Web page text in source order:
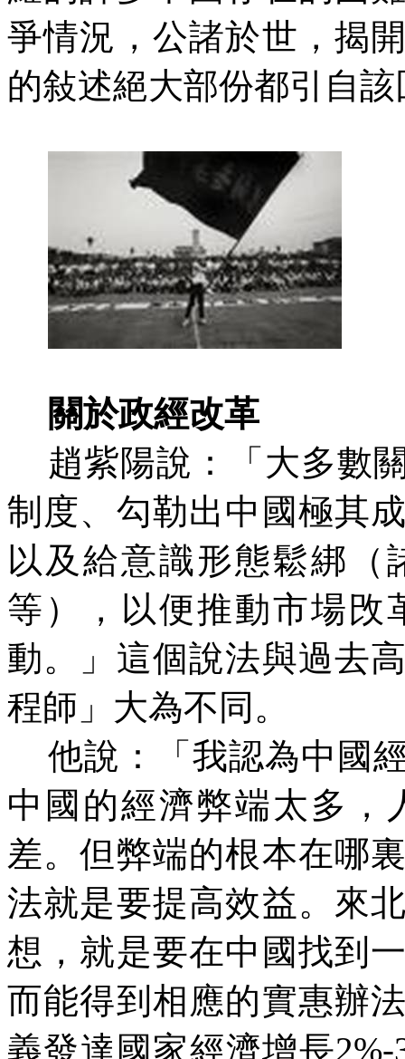
爭情況，公諸於世，揭
的敍述絕大部份都引自
關於政經改革
趙紫陽說：「大多數
制度、勾勒出中國極其
以及給意識形態鬆綁（
等），以便推動市場攺
動。」這個說法與過去
程師」大為不同。
他說：「我認為中國
中國的經濟弊端太多，
差。但弊端的根本在哪
法就是要提高效益。來
想，就是要在中國找到
而能得到相應的實惠辦
義發達國家經濟增長